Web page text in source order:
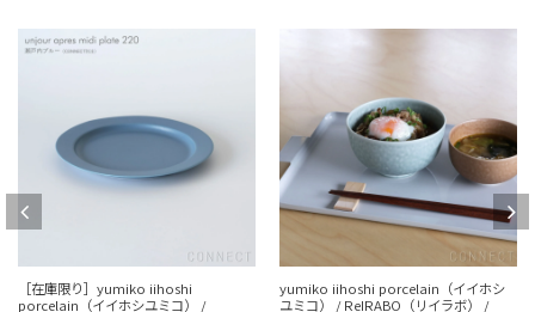
［在庫限り］yumiko iihoshi
porcelain（イイホシユミコ） /
yumiko iihoshi porcelain（イイホシ
ユミコ） / ReIRABO（リイラボ） /